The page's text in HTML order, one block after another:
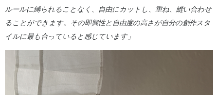
ルールに縛られることなく、自由にカットし、重ね、縫い合わせ
ることができます。その即興性と自由度の高さが自分の創作スタ
イルに最も合っていると感じています」